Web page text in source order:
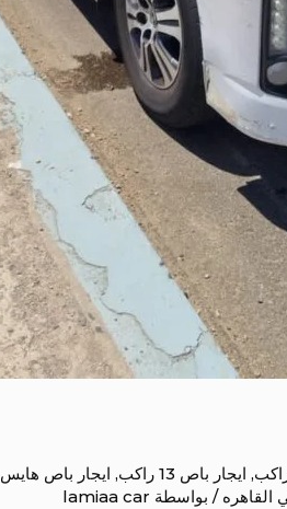
, ايجار باص 13 راكب , ايجار باص هايس
/ بواسطة lamiaa car